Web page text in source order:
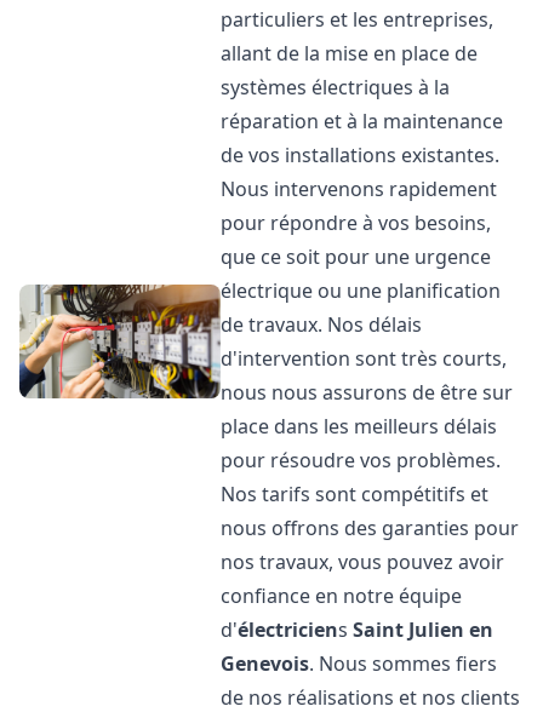
particuliers et les entreprises,
allant de la mise en place de
systèmes électriques à la
réparation et à la maintenance
de vos installations existantes.
Nous intervenons rapidement
pour répondre à vos besoins,
que ce soit pour une urgence
électrique ou une planification
de travaux. Nos délais
d'intervention sont très courts,
nous nous assurons de être sur
place dans les meilleurs délais
pour résoudre vos problèmes.
Nos tarifs sont compétitifs et
nous offrons des garanties pour
nos travaux, vous pouvez avoir
confiance en notre équipe
d'électriciensSaint Julien en
Genevois. Nous sommes fiers
de nos réalisations et nos clients